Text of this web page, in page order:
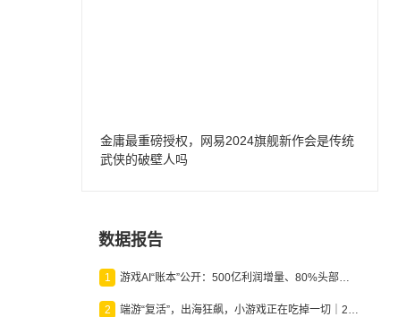
金庸最重磅授权，网易2024旗舰新作会是传统
武侠的破壁人吗
数据报告
1 游戏AI“账本”公开：500亿利润增量、80%头部入局，谁在闷声发财？
2 端游“复活”，出海狂飙，小游戏正在吃掉一切｜2026上半年产业报告